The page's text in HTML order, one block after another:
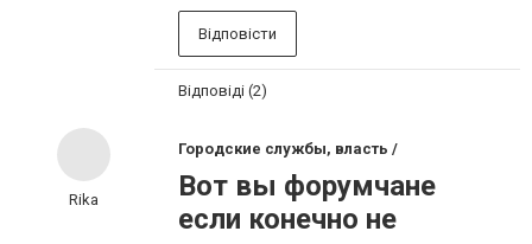
Відповісти
Відповіді (2)
Rika
Городские службы, власть /
Вот вы форумчане
если конечно не